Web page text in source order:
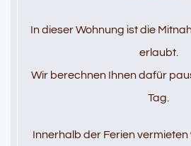
In dieser Wohnung ist die
erlaubt.
Wir berechnen Ihnen dafür
Tag.
Innerhalb der Ferien vermieten